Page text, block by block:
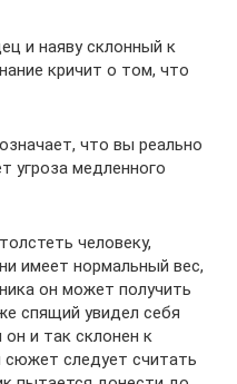
и наяву склонный к
кричит о том, что
что вы реально
угроза медленного
человеку,
имеет нормальный вес,
он может получить
спящий увидел себя
и так склонен к
сюжет следует считать